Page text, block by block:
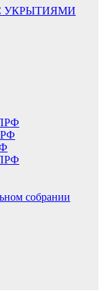
УКРЫТИЯМИ
собрании